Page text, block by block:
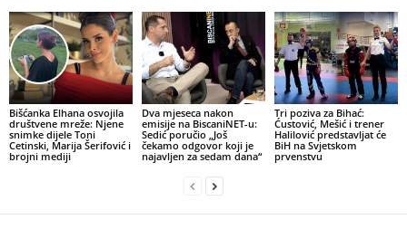
Bišćanka Elhana osvojila
društvene mreže: Njene
snimke dijele Toni
Cetinski, Marija Šerifović i
brojni mediji
Dva mjeseca nakon
emisije na BiscaniNET-u:
Sedić poručio „Još
čekamo odgovor koji je
najavljen za sedam dana“
Tri poziva za Bihać:
Ćustović, Mešić i trener
Halilović predstavljat će
BiH na Svjetskom
prvenstvu